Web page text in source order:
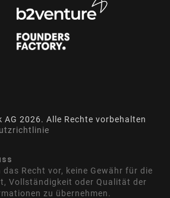
AG 2026. Alle Rechte vorbehalten
Recht vor, keine Gewähr für die
Vollständigkeit oder Qualität der
zu übernehmen.